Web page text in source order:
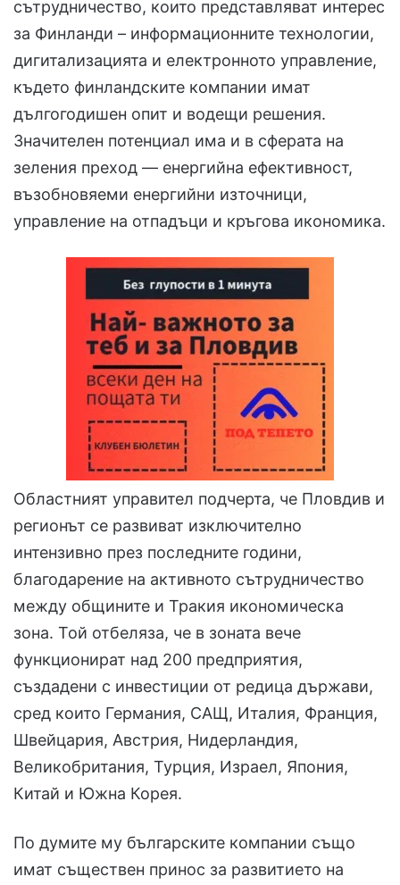
сътрудничество, които представляват интерес
за Финланди – информационните технологии,
дигитализацията и електронното управление,
където финландските компании имат
дългогодишен опит и водещи решения.
Значителен потенциал има и в сферата на
зеления преход — енергийна ефективност,
възобновяеми енергийни източници,
управление на отпадъци и кръгова икономика.
Областният управител подчерта, че Пловдив и
регионът се развиват изключително
интензивно през последните години,
благодарение на активното сътрудничество
между общините и Тракия икономическа
зона. Той отбеляза, че в зоната вече
функционират над 200 предприятия,
създадени с инвестиции от редица държави,
сред които Германия, САЩ, Италия, Франция,
Швейцария, Австрия, Нидерландия,
Великобритания, Турция, Израел, Япония,
Китай и Южна Корея.
По думите му българските компании също
имат съществен принос за развитието на